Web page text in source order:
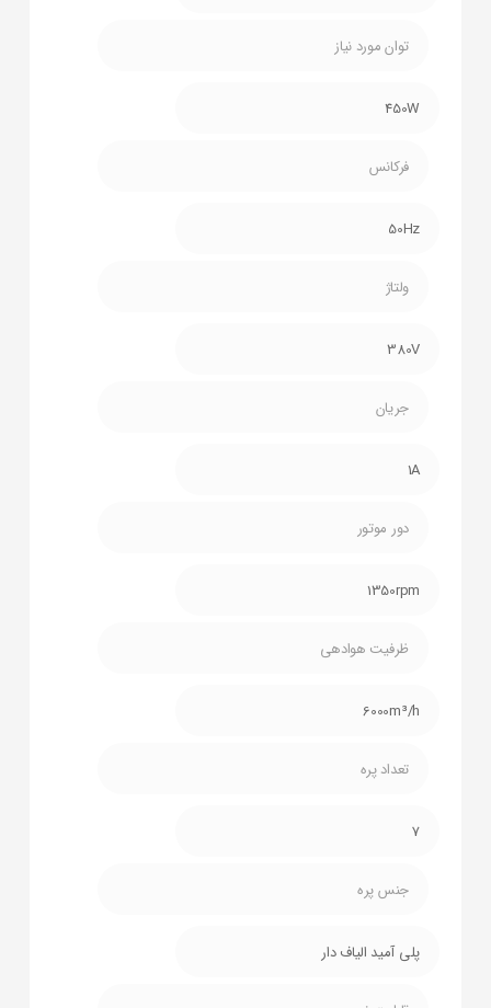
توان مورد نیاز
450W
فرکانس
50Hz
ولتاژ
380V
جریان
1A
دور موتور
1350rpm
ظرفیت هوادهی
6000m³/h
تعداد پره
7
جنس پره
پلی آمید الیاف دار